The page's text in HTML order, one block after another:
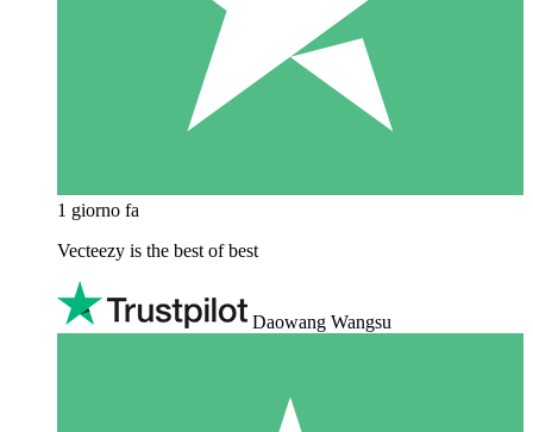
1 giorno fa
Vecteezy is the best of best
Daowang Wangsu